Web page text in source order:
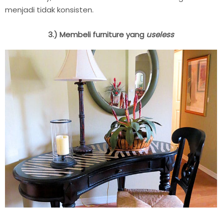
menjadi tidak konsisten.
3.) Membeli furniture yang useless